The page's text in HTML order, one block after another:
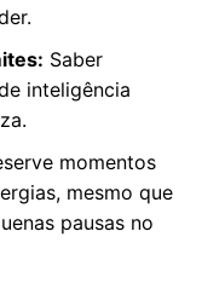
Saber
inteligência
momentos
mesmo que
pausas no